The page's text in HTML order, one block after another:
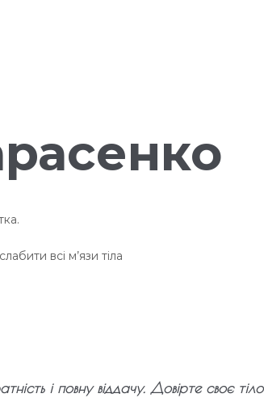
всі м’язи тіла
і повну вiддачу. Довiрте своє тіло